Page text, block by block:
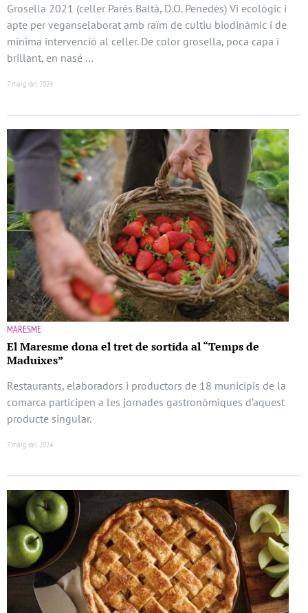
Grosella 2021 (celler Parés Baltà, D.O. Penedès) Vi ecològic i
apte per veganselaborat amb raïm de cultiu biodinàmic i de
mínima intervenció al celler. De color grosella, poca capa i
brillant, en nasé …
7 maig del 2024
MARESME
El Maresme dona el tret de sortida al “Temps de
Maduixes”
Restaurants, elaboradors i productors de 18 municipis de la
comarca participen a les jornades gastronòmiques d’aquest
producte singular.
7 maig del 2024